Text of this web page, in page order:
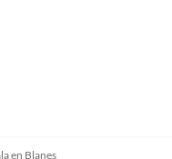
en Blanes